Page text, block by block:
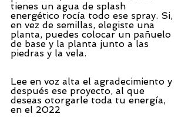
tienes un agua de splash
energético rocía todo ese spray. Si,
en vez de semillas, elegiste una
planta, puedes colocar un pañuelo
de base y la planta junto a las
piedras y la vela.
Lee en voz alta el agradecimiento y
después ese proyecto, al que
deseas otorgarle toda tu energía,
en el 2022